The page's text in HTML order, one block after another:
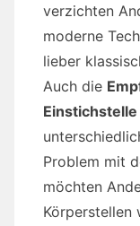
verzichten
moderne
lieber
Auch die
Einstichstelle
Problem mit
möchten
Körperstellen